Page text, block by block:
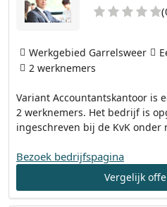
Variant Accountantskantoor is
2 werknemers. Het bedrijf is
ingeschreven bij de KvK onder
Werkgebied Garrelsweer
2 werknemers
Bezoek bedrijfspagina
Vergelijk